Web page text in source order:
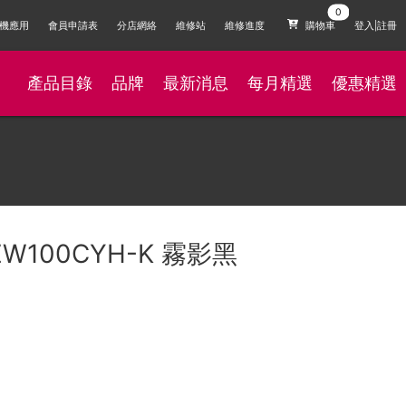
應用 會員申請表 分店網絡 維修站 維修進度 購物車 登入|註冊
產品目錄 品牌 最新消息 每月精選 優惠精選
K 霧影黑